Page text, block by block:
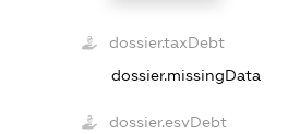
dossier.taxDebt
dossier.missingData
dossier.esvDebt